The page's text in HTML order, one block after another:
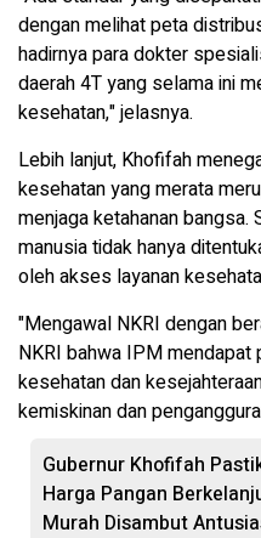
dengan melihat peta
hadirnya para dokter
daerah 4T yang selama ini
kesehatan," jelasnya.
Lebih lanjut, Khofifah
kesehatan yang merata
menjaga ketahanan
manusia tidak hanya
oleh akses layanan
"Mengawal NKRI dengan
NKRI bahwa IPM mendapat
kesehatan dan
kemiskinan dan
Gubernur Khofifah
Harga Pangan
Murah Disambut